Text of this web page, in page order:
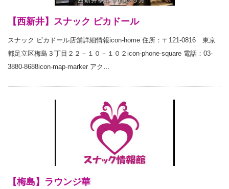
【西新井】スナック ピカドール
スナック ピカドール店舗詳細情報icon-home 住所：〒121-0816 東京
都足立区梅島３丁目２２－１０－１０２icon-phone-square 電話：03-
3880-8688icon-map-marker アク…
【梅島】ラウンジ華